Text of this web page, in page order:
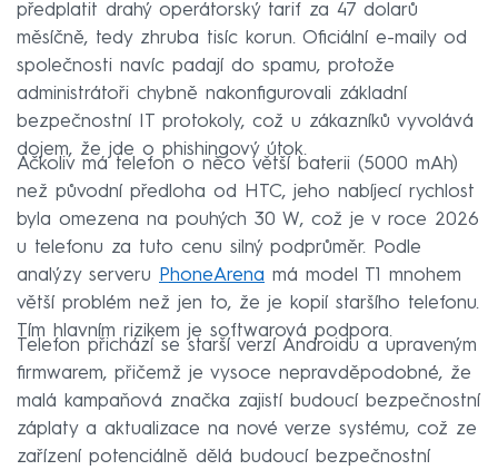
předplatit drahý operátorský tarif za 47 dolarů
měsíčně, tedy zhruba tisíc korun. Oficiální e-maily od
společnosti navíc padají do spamu, protože
administrátoři chybně nakonfigurovali základní
bezpečnostní IT protokoly, což u zákazníků vyvolává
dojem, že jde o phishingový útok.
Ačkoliv má telefon o něco větší baterii (5000 mAh)
než původní předloha od HTC, jeho nabíjecí rychlost
byla omezena na pouhých 30 W, což je v roce 2026
u telefonu za tuto cenu silný podprůměr. Podle
analýzy serveru
PhoneArena má model T1 mnohem
větší problém než jen to, že je kopií staršího telefonu.
Tím hlavním rizikem je softwarová podpora.
Telefon přichází se starší verzí Androidu a upraveným
firmwarem, přičemž je vysoce nepravděpodobné, že
malá kampaňová značka zajistí budoucí bezpečnostní
záplaty a aktualizace na nové verze systému, což ze
zařízení potenciálně dělá budoucí bezpečnostní